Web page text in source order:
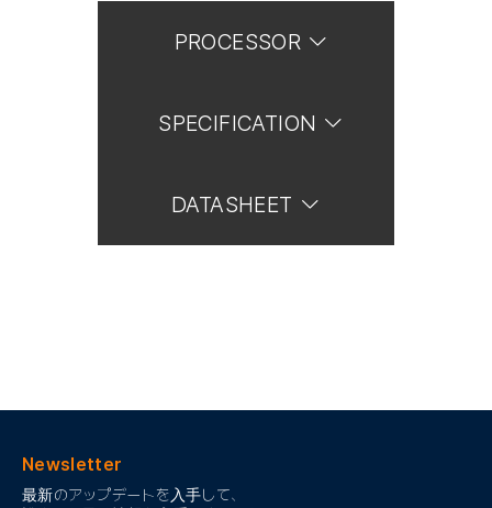
PROCESSOR
SPECIFICATION
DATASHEET
Newsletter
最新のアップデートを入手して、